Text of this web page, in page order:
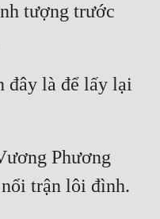
tượng trước
đây là để lấy lại
Phương